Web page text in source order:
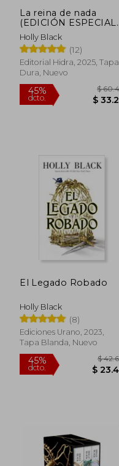
La reina de nada
(EDICIÓN ESPECIAL
LIMITADA)
Holly Black
(12)
Editorial Hidra, 2025, Tapa
Dura, Nuevo
El Legado Robado
Holly Black
(8)
Ediciones Urano, 2023,
Tapa Blanda, Nuevo